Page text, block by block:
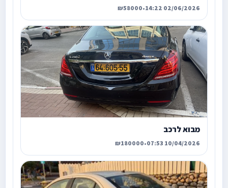
02/06/2026 14:22
•
₪58000
מבוא לרכב
10/04/2026 07:53
•
₪180000